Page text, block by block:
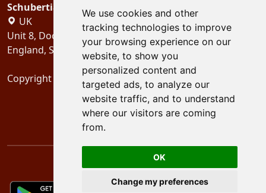
We use cookies and other
tracking technologies to improve
your browsing experience on our
website, to show you
personalized content and
targeted ads, to analyze our
website traffic, and to understand
where our visitors are coming
from.
OK
Change my preferences
Schubertiades, Ltd.
UK
Unit 8, Dock Offices, Surrey Quays Road, London
England, SE16 2XU
Copyright 2024 Schubertiades, Ltd.